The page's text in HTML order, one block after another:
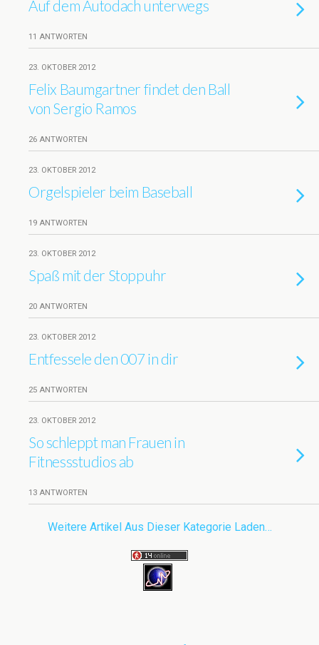
Auf dem Autodach unterwegs
11 ANTWORTEN
23. OKTOBER 2012
Felix Baumgartner findet den Ball
von Sergio Ramos
26 ANTWORTEN
23. OKTOBER 2012
Orgelspieler beim Baseball
19 ANTWORTEN
23. OKTOBER 2012
Spaß mit der Stoppuhr
20 ANTWORTEN
23. OKTOBER 2012
Entfessele den 007 in dir
25 ANTWORTEN
23. OKTOBER 2012
So schleppt man Frauen in
Fitnessstudios ab
13 ANTWORTEN
Weitere Artikel Aus Dieser Kategorie Laden…